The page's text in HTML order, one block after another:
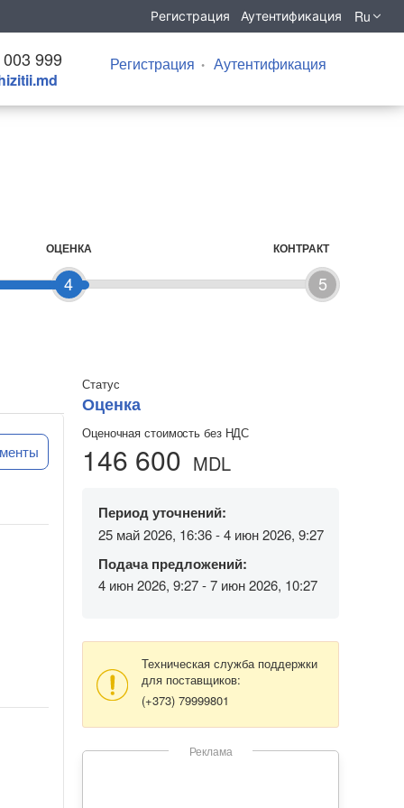
Регистрация Аутентификация Ru
999 Регистрация Аутентификация
4
ОЦЕНКА
5
КОНТРАКТ
Статус
Оценка
Оценочная стоимость без НДС
146 600 MDL
Период уточнений:
25 май 2026, 16:36 - 4 июн 2026, 9:27
Подача предложений:
4 июн 2026, 9:27 - 7 июн 2026, 10:27
Техническая служба поддержки
для поставщиков:
(+373) 79999801
Реклама